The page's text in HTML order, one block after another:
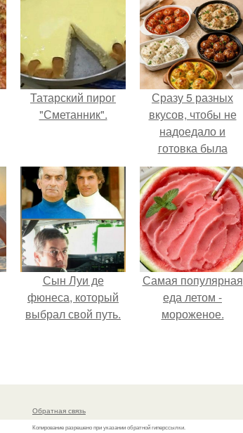
Татарский пирог
"Сметанник".
Сразу 5 разных
вкусов, чтобы не
надоедало и
готовка была
проще.
Сын Луи де
фюнеса, который
выбрал свой путь.
Самая популярная
еда летом -
мороженое.
Обратная связь
Копирование разрешено при указании обратной гиперссылки.